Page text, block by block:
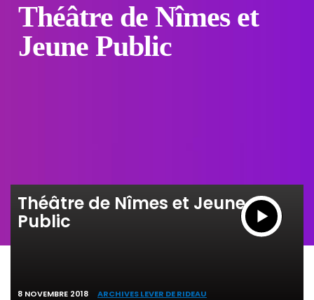
Théâtre de Nîmes et
Jeune Public
Théâtre de Nîmes et Jeune
Public
8 NOVEMBRE 2018 ARCHIVES LEVER DE RIDEAU